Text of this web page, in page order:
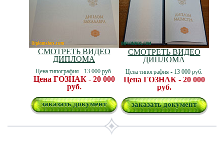
СМОТРЕТЬ ВИДЕО
ДИПЛОМА
Цена типография - 13 000 руб.
Цена ГОЗНАК - 20 000
руб.
заказать документ
СМОТРЕТЬ ВИДЕО
ДИПЛОМА
Цена типография - 13 000 руб.
Цена ГОЗНАК - 20 000
руб.
заказать документ